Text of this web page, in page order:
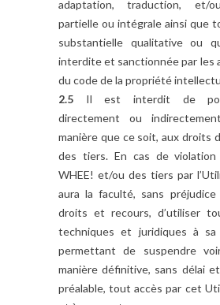
adaptation, traduction, et/
partielle ou intégrale ainsi que
substantielle qualitative ou
interdite et sanctionnée par les
du code de la propriété
2.5 Il est interdit de
directement ou
manière que ce soit, aux droits
des tiers. En cas de
WHEE! et/ou des tiers par
aura la faculté, sans
droits et recours, d’utiliser
techniques et juridiques à
permettant de suspendre
manière définitive, sans délai
préalable, tout accès par cet